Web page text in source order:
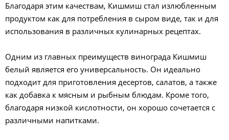
Благодаря этим качествам, Кишмиш стал излюбленным
продуктом как для потребления в сыром виде, так и для
использования в различных кулинарных рецептах.
Одним из главных преимуществ винограда Кишмиш
белый является его универсальность. Он идеально
подходит для приготовления десертов, салатов, а также
как добавка к мясным и рыбным блюдам. Кроме того,
благодаря низкой кислотности, он хорошо сочетается с
различными напитками.